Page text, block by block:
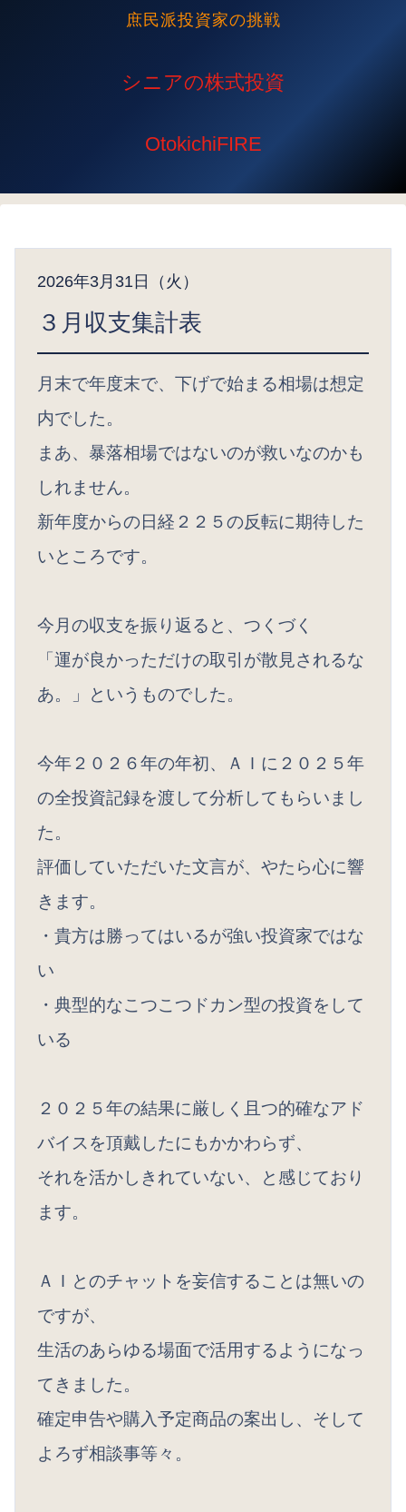
庶民派投資家の挑戦
2026年3月31日（火）
３月収支集計表
月末で年度末で、下げで始まる相場は想定
内でした。
まあ、暴落相場ではないのが救いなのかも
しれません。
新年度からの日経２２５の反転に期待した
いところです。
今月の収支を振り返ると、つくづく
「運が良かっただけの取引が散見されるな
あ。」というものでした。
今年２０２６年の年初、ＡＩに２０２５年
の全投資記録を渡して分析してもらいまし
た。
評価していただいた文言が、やたら心に響
きます。
・貴方は勝ってはいるが強い投資家ではな
い
・典型的なこつこつドカン型の投資をして
いる
２０２５年の結果に厳しく且つ的確なアド
バイスを頂戴したにもかかわらず、
それを活かしきれていない、と感じており
ます。
ＡＩとのチャットを妄信することは無いの
ですが、
生活のあらゆる場面で活用するようになっ
てきました。
確定申告や購入予定商品の案出し、そして
よろず相談事等々。